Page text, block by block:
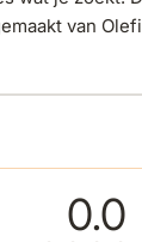
van
wordt
De
op 30
beschikbaar
0.0